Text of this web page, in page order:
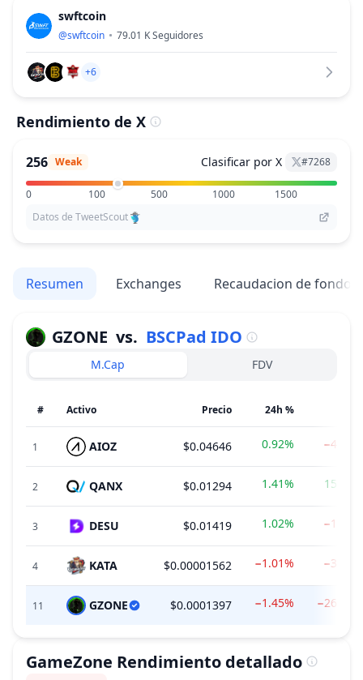
swftcoin
@swftcoin 79.01 KSeguidores
+6
Rendimiento de X
256 Weak Clasificar por X #7268
0 100 500 1000
1500
Datos de TweetScout
Resumen Exchanges Recaudacion de fondos
GZONE vs. BSCPad IDO
M.Cap FDV
# Activo Precio 24h %
1 AIOZ $0.04646 0.92% −4.48%
2 QANX $0.01294 1.41% 15.86%
3 DESU $0.01419 1.02% −1.72%
4 KATA $0.00001562 −1.01% −3.28%
11 GZONE $0.0001397 −1.45% −26.64%
GameZone Rendimiento detallado